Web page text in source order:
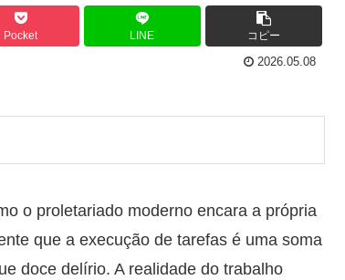
Pocket LINE コピー
2026.05.08
o proletariado moderno encara a própria
que a execução de tarefas é uma soma
doce delírio. A realidade do trabalho